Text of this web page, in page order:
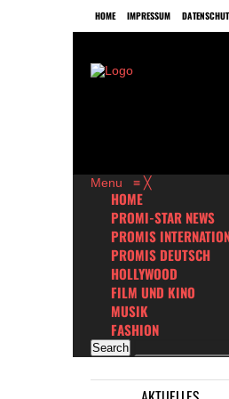
HOME IMPRESSUM
Menu ≡ ╳
HOME
PROMI-STAR NEWS
PROMIS
PROMIS DEUTSCH
HOLLYWOOD
FILM UND KINO
MUSIK
FASHION